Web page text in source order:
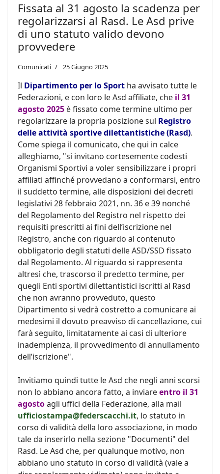
Fissata al 31 agosto la scadenza per
regolarizzarsi al Rasd. Le Asd prive
di uno statuto valido devono
provvedere
Comunicati 25 Giugno 2025
Il Dipartimento per lo Sport ha avvisato tutte le
Federazioni, e con loro le Asd affiliate, che il 31
agosto 2025 è fissato come termine ultimo per
regolarizzare la propria posizione sul Registro
delle attività sportive dilettantistiche (Rasd).
Come spiega il comunicato, che qui in calce
alleghiamo, "si invitano cortesemente codesti
Organismi Sportivi a voler sensibilizzare i propri
affiliati affinché provvedano a conformarsi, entro
il suddetto termine, alle disposizioni dei decreti
legislativi 28 febbraio 2021, nn. 36 e 39 nonché
del Regolamento del Registro nel rispetto dei
requisiti prescritti ai fini dell’iscrizione nel
Registro, anche con riguardo al contenuto
obbligatorio degli statuti delle ASD/SSD fissato
dal Regolamento. Al riguardo si rappresenta
altresì che, trascorso il predetto termine, per
quegli Enti sportivi dilettantistici iscritti al Rasd
che non avranno provveduto, questo
Dipartimento si vedrà costretto a comunicare ai
medesimi il dovuto preavviso di cancellazione, cui
farà seguito, limitatamente ai casi di ulteriore
inadempienza, il provvedimento di annullamento
dell’iscrizione".
Invitiamo quindi tutte le Asd che negli anni scorsi
non lo abbiano ancora fatto, a inviareentro il 31
agostoagli uffici della Federazione, alla mail
ufficiostampa@federscacchi.it, lo statuto in
corso di validità della loro associazione, in modo
tale da inserirlo nella sezione "Documenti" del
Rasd. Le Asd che, per qualunque motivo, non
abbiano uno statuto in corso di validità (vale a